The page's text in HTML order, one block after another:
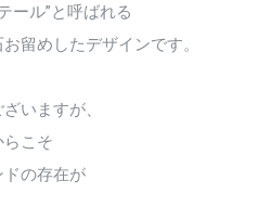
ール”と呼ばれる
留めしたデザインです。
いますが、
こそ
の存在が